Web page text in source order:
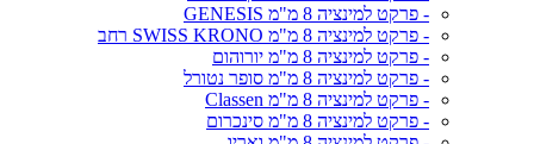
- פרקט למינציה 8 מ"מ GENESIS
- פרקט למינציה 8 מ"מ SWISS KRONO רחב
- פרקט למינציה 8 מ"מ יורוהום
- פרקט למינציה 8 מ"מ סופר נטורל
- פרקט למינציה 8 מ"מ Classen
- פרקט למינציה 8 מ"מ סינכרום